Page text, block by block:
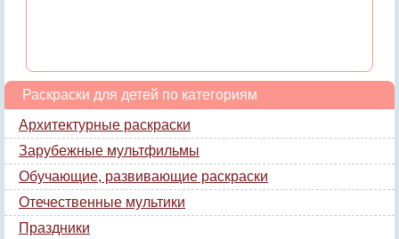
Раскраски для детей по категориям
Архитектурные раскраски
Зарубежные мультфильмы
Обучающие, развивающие раскраски
Отечественные мультики
Праздники